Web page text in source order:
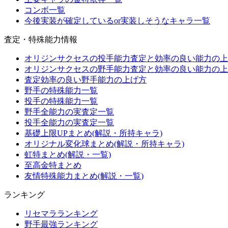
コンボ一覧
今後実装が確定しているor実装しそうなキャラ一覧
査定・特殊能力情報
オリジンサクセスの投手能力査定と効率の良い能力の
オリジンサクセスの野手能力査定と効率の良い能力の
査定効率の良い野手能力の上げ方
野手の特殊能力一覧
投手の特殊能力一覧
野手全能力の実査定一覧
投手全能力の実査定一覧
基礎上限UPまとめ(解説・所持キャラ)
オリジナル変化球まとめ(解説・所持キャラ)
虹特まとめ(解説・一覧)
至高金特まとめ
友情特殊能力まとめ(解説・一覧)
ランキング
リセマラランキング
野手最強ランキング